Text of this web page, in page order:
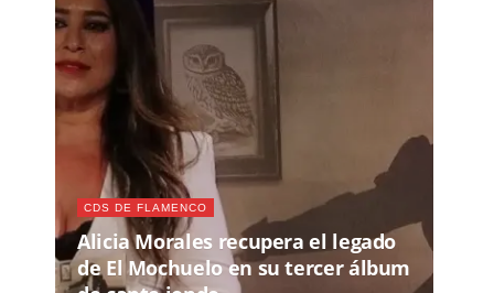
CDS DE FLAMENCO
Alicia Morales recupera el legado
de El Mochuelo en su tercer álbum